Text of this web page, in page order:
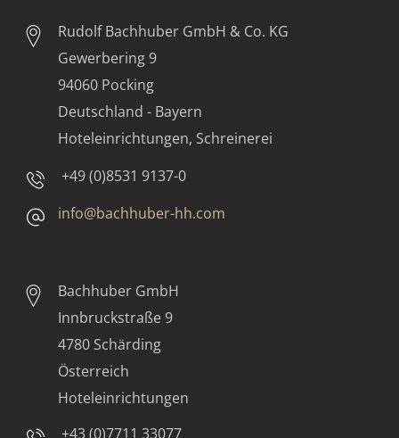
Rudolf Bachhuber GmbH & Co. KG
Gewerbering 9
94060 Pocking
Deutschland - Bayern
Hoteleinrichtungen, Schreinerei
+49 (0)8531 9137-0
info@bachhuber-hh.com
Bachhuber GmbH
Innbruckstraße 9
4780 Schärding
Österreich
Hoteleinrichtungen
+43 (0)7711 33077